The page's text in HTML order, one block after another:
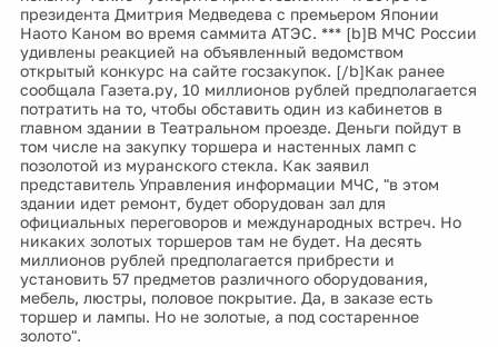
президента Дмитрия Медведева с премьером Японии
Наото Каном во время саммита АТЭС. *** [b]В МЧС России
удивлены реакцией на объявленный ведомством
открытый конкурс на сайте госзакупок. [/b]Как ранее
сообщала Газета.ру, 10 миллионов рублей предполагается
потратить на то, чтобы обставить один из кабинетов в
главном здании в Театральном проезде. Деньги пойдут в
том числе на закупку торшера и настенных ламп с
позолотой из муранского стекла. Как заявил
представитель Управления информации МЧС, "в этом
здании идет ремонт, будет оборудован зал для
официальных переговоров и международных встреч. Но
никаких золотых торшеров там не будет. На десять
миллионов рублей предполагается прибрести и
установить 57 предметов различного оборудования,
мебель, люстры, половое покрытие. Да, в заказе есть
торшер и лампы. Но не золотые, а под состаренное
золото".